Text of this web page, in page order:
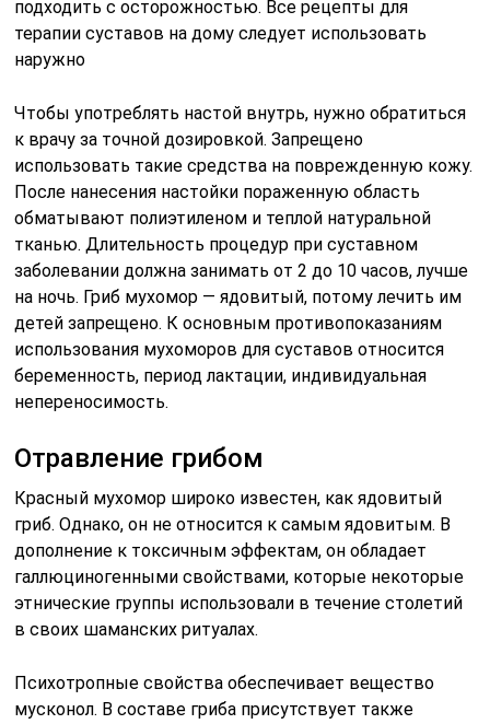
подходить с осторожностью. Все рецепты для
терапии суставов на дому следует использовать
наружно
Чтобы употреблять настой внутрь, нужно обратиться
к врачу за точной дозировкой. Запрещено
использовать такие средства на поврежденную кожу.
После нанесения настойки пораженную область
обматывают полиэтиленом и теплой натуральной
тканью. Длительность процедур при суставном
заболевании должна занимать от 2 до 10 часов, лучше
на ночь. Гриб мухомор — ядовитый, потому лечить им
детей запрещено. К основным противопоказаниям
использования мухоморов для суставов относится
беременность, период лактации, индивидуальная
непереносимость.
Отравление грибом
Красный мухомор широко известен, как ядовитый
гриб. Однако, он не относится к самым ядовитым. В
дополнение к токсичным эффектам, он обладает
галлюциногенными свойствами, которые некоторые
этнические группы использовали в течение столетий
в своих шаманских ритуалах.
Психотропные свойства обеспечивает вещество
мусконол. В составе гриба присутствует также